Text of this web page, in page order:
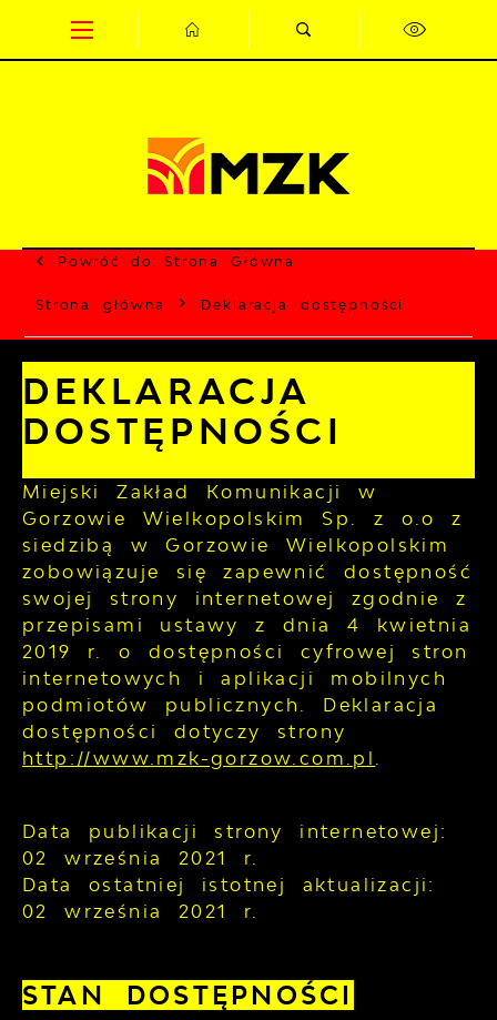
Przejdź do menu.
Przejdź do wyszukiwarki.
Przejdź do treści.
Przejdź do ustawień wielkości czcionki.
Wyłącz wersję kontrastową strony.
Powróć do: Strona Główna
Strona główna Deklaracja dostępności
DEKLARACJA
DOSTĘPNOŚCI
Miejski Zakład Komunikacji w
Gorzowie Wielkopolskim Sp. z o.o z
siedzibą w Gorzowie Wielkopolskim
zobowiązuje się zapewnić dostępność
swojej strony internetowej
zgodnie z
przepisami ustawy z dnia 4 kwietnia
2019 r. o dostępności cyfrowej stron
internetowych i aplikacji mobilnych
podmiotów publicznych. Deklaracja
dostępności dotyczy strony
http://www.mzk-gorzow.com.pl .
Data publikacji strony internetowej:
02 września 2021 r.
Data ostatniej istotnej aktualizacji:
02 września 2021 r.
STAN DOSTĘPNOŚCI